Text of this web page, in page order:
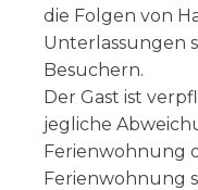
die Folgen von
Unterlassungen
Besuchern.
Der Gast ist
jegliche
Ferienwohnung
Ferienwohnung